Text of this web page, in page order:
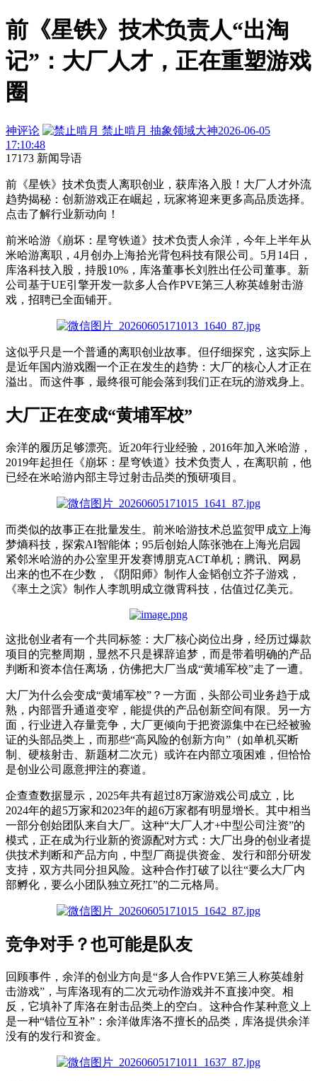
前《星铁》技术负责人“出淘
记”：大厂人才，正在重塑游戏
圈
神评论 禁止啃月 抽象领域大神2026-06-05
17:10:48
17173 新闻导语
前《星铁》技术负责人离职创业，获库洛入股！大厂人才外流
趋势揭秘：创新游戏正在崛起，玩家将迎来更多高品质选择。
点击了解行业新动向！
前米哈游《崩坏：星穹铁道》技术负责人余洋，今年上半年从
米哈游离职，4月创办上海拾光背包科技有限公司。5月14日，
库洛科技入股，持股10%，库洛董事长刘胜出任公司董事。新
公司基于UE引擎开发一款多人合作PVE第三人称英雄射击游
戏，招聘已全面铺开。
这似乎只是一个普通的离职创业故事。 但仔细探究 ， 这实际上
是近年国内游戏圈一个正在发生的趋势：大厂的核心人才正在
溢出。而这件事，最终很可能会落到 我们正在玩的游戏身 上。
大厂正在变成“黄埔军校”
余洋的履历足够漂亮。近20年行业经验，2016年加入米哈游，
2019年起担任《崩坏：星穹铁道》技术负责人
， 在离职前，他
已经在米哈游内部主导过射击品类的预研项目 。
而类似的故事正在批量发生。前米哈游技术总监贺甲成立上海
梦熵科技，探索AI智能体；95后创始人陈张弛在上海光启园
紧邻米哈游的办公室里开发赛博朋克ACT单机 ； 腾讯、网易
出来的也不在少数 ，
《阴阳师》制作人金韬创立芥子游戏，
《率土之滨》制作人李凯明成立微霄科技，估值过亿美元。
这批创业者有一个共同标签：大厂核心岗位出身，经历过爆款
项目的完整周期， 显然不只 是裸辞追梦，而是带着明确的产品
判断和资本信任离场 ， 仿佛把大厂当成“黄埔军校”走了一遭。
大厂为什么会变成“黄埔军校”？一方面，头部公司业务趋于成
熟，内部晋升通道变窄，能提供的产品创新空间有限。另一方
面，行业进入存量竞争，大厂更倾向于把资源集中在已经被验
证的头部品类上，而那些“高风险的创新方向” （如单机买断
制、硬核射击、新题材二次元） 或许在内部立项困难，但恰恰
是创业公司愿意押注的赛道。
企查查数据显示，2025年共有超过8万家游戏公司成立，比
2024年的超5万家和2023年的超6万家都有明显增长。其中相当
一部分创始团队来自大厂。 这种“大厂人才+中型公司注资”的
模式，正在成为行业新的资源配对方式 ： 大厂出身的创业者提
供技术判断和产品方向，中型厂商提供资金、发行和部分研发
支持，双方共同分担风险。这种合作打破了以往“要么大厂内
部孵化，要么小团队独立死扛”的二元格局。
竞争对手？也可能是队友
回顾事件 ， 余洋的创业方向是“多人合作PVE第三人称英雄射
击游戏”，与库洛现有的二次元动作游戏并不直接冲突。相
反，它填补了库洛在射击品类上的空白。这种合作某种意义上
是一种“错位互补”：余洋做库洛不擅长的品类，库洛提供余洋
没有的发行和资金。